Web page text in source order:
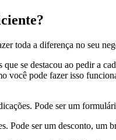
toda a diferença no seu
se destacou ao pedir a
você pode fazer isso
Pode ser um
Pode ser um desconto,